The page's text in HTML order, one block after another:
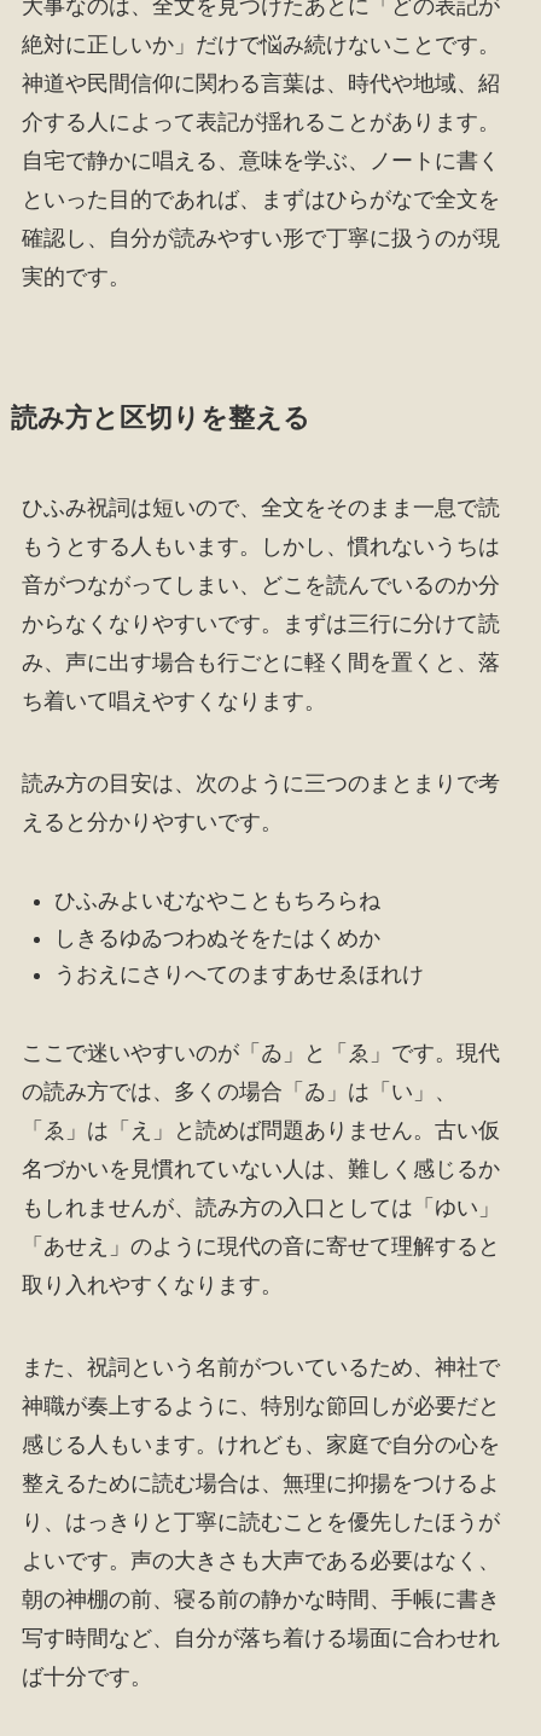
大事なのは、全文を見つけたあとに「どの表記が
絶対に正しいか」だけで悩み続けないことです。
神道や民間信仰に関わる言葉は、時代や地域、紹
介する人によって表記が揺れることがあります。
自宅で静かに唱える、意味を学ぶ、ノートに書く
といった目的であれば、まずはひらがなで全文を
確認し、自分が読みやすい形で丁寧に扱うのが現
実的です。
読み方と区切りを整える
ひふみ祝詞は短いので、全文をそのまま一息で読
もうとする人もいます。しかし、慣れないうちは
音がつながってしまい、どこを読んでいるのか分
からなくなりやすいです。まずは三行に分けて読
み、声に出す場合も行ごとに軽く間を置くと、落
ち着いて唱えやすくなります。
読み方の目安は、次のように三つのまとまりで考
えると分かりやすいです。
ひふみよいむなやこともちろらね
しきるゆゐつわぬそをたはくめか
うおえにさりへてのますあせゑほれけ
ここで迷いやすいのが「ゐ」と「ゑ」です。現代
の読み方では、多くの場合「ゐ」は「い」、
「ゑ」は「え」と読めば問題ありません。古い仮
名づかいを見慣れていない人は、難しく感じるか
もしれませんが、読み方の入口としては「ゆい」
「あせえ」のように現代の音に寄せて理解すると
取り入れやすくなります。
また、祝詞という名前がついているため、神社で
神職が奏上するように、特別な節回しが必要だと
感じる人もいます。けれども、家庭で自分の心を
整えるために読む場合は、無理に抑揚をつけるよ
り、はっきりと丁寧に読むことを優先したほうが
よいです。声の大きさも大声である必要はなく、
朝の神棚の前、寝る前の静かな時間、手帳に書き
写す時間など、自分が落ち着ける場面に合わせれ
ば十分です。